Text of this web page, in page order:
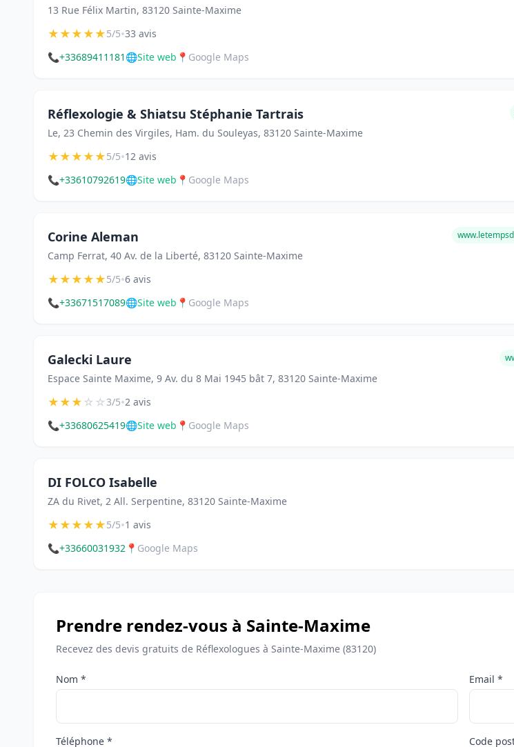
13 Rue Félix Martin, 83120 Sainte-Maxime
★★★★★5/5•33 avis
📞+33689411181 🌐Site web 📍 Google Maps
Réflexologie & Shiatsu Stéphanie Tartrais
Le, 23 Chemin des Virgiles, Ham. du Souleyas, 83120 Sainte-Maxime
★★★★★5/5•12 avis
📞+33610792619🌐Site web 📍 Google Maps
Corine Aleman
Camp Ferrat, 40 Av. de la Liberté, 83120 Sainte-Maxime
★★★★★5/5•6 avis
📞+33671517089🌐Site web 📍 Google Maps
Galecki Laure
Espace Sainte Maxime, 9 Av. du 8 Mai 1945 bât 7, 83120 Sainte-Maxime
★★★☆☆3/5•2 avis
📞+33680625419🌐Site web 📍 Google Maps
DI FOLCO Isabelle
ZA du Rivet, 2 All. Serpentine, 83120 Sainte-Maxime
★★★★★5/5•1 avis
📞+33660031932 📍 Google Maps
Prendre rendez-vous à Sainte-Maxime
Recevez des devis gratuits de Réflexologues à Sainte-Maxime (83120)
Nom * Email *
Téléphone * Code